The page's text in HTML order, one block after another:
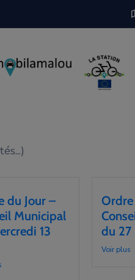
du Jour –
Municipal
13
du
Voir plus